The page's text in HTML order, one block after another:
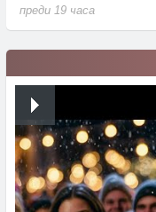
преди 19 часа